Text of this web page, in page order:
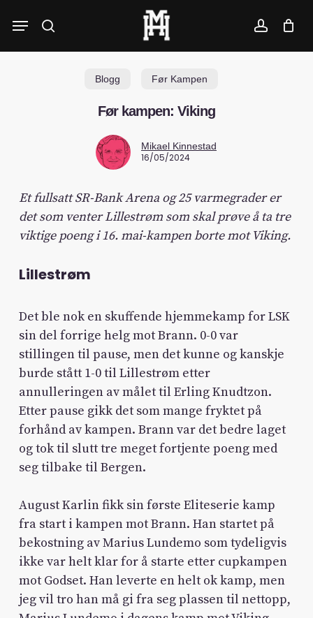
search account
Menu
Blogg Før Kampen
Før kampen: Viking
Mikael Kinnestad
16/05/2024
Et fullsatt SR-Bank Arena og 25 varmegrader er
det som venter Lillestrøm som skal prøve å ta tre
viktige poeng i 16. mai-kampen borte mot Viking.
Lillestrøm
Det ble nok en skuffende hjemmekamp for LSK
sin del forrige helg mot Brann. 0-0 var
stillingen til pause, men det kunne og kanskje
burde stått 1-0 til Lillestrøm etter
annulleringen av målet til Erling Knudtzon.
Etter pause gikk det som mange fryktet på
forhånd av kampen. Brann var det bedre laget
og tok til slutt tre meget fortjente poeng med
seg tilbake til Bergen.
August Karlin fikk sin første Eliteserie kamp
fra start i kampen mot Brann. Han startet på
bekostning av Marius Lundemo som tydeligvis
ikke var helt klar for å starte etter cupkampen
mot Godset. Han leverte en helt ok kamp, men
jeg vil tro han må gi fra seg plassen til nettopp,